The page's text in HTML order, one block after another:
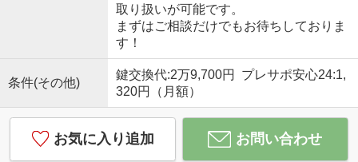
取り扱いが可能です。
まずはご相談だけでもお待ちしておりま
す！
条件(その他)
鍵交換代:2万9,700円 プレサポ安心24:1,
320円（月額）
お気に入り追加 お問い合わせ